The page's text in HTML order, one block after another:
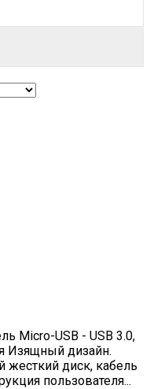
Micro-USB - USB 3.0,
Изящный дизайн.
жесткий диск, кабель
пользователя...